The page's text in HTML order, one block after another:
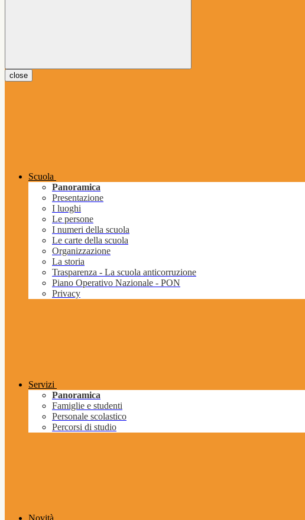
close
Scuola
Panoramica
Presentazione
I luoghi
Le persone
I numeri della scuola
Le carte della scuola
Organizzazione
La storia
Trasparenza - La scuola anticorruzione
Piano Operativo Nazionale - PON
Privacy
Servizi
Panoramica
Famiglie e studenti
Personale scolastico
Percorsi di studio